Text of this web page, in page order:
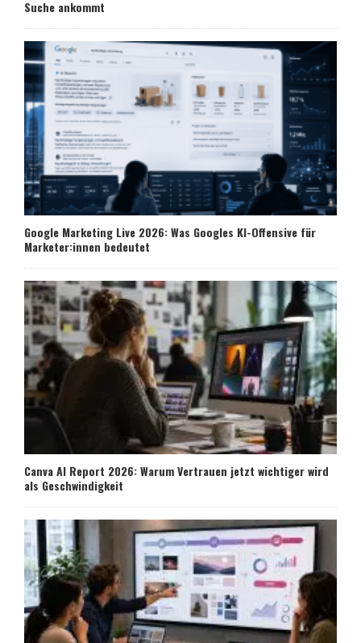
Suche ankommt
Google Marketing Live 2026: Was Googles KI-Offensive für
Marketer:innen bedeutet
Canva AI Report 2026: Warum Vertrauen jetzt wichtiger wird
als Geschwindigkeit